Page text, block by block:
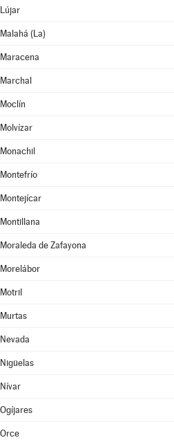
Lújar
Malahá (La)
Maracena
Marchal
Moclín
Molvízar
Monachil
Montefrío
Montejícar
Montillana
Moraleda de Zafayona
Morelábor
Motril
Murtas
Nevada
Nigüelas
Nívar
Ogíjares
Orce